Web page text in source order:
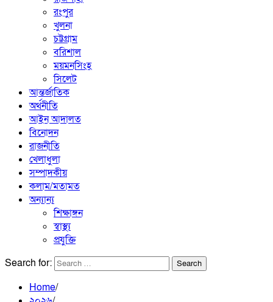
রংপুর
খুলনা
চট্টগ্রাম
বরিশাল
ময়মনসিংহ
সিলেট
আন্তর্জাতিক
অর্থনীতি
আইন আদালত
বিনোদন
রাজনীতি
খেলাধুলা
সম্পাদকীয়
কলাম/মতামত
অন্যান্য
শিক্ষাঙ্গন
স্বাস্থ্য
প্রযুক্তি
Search for:
Home